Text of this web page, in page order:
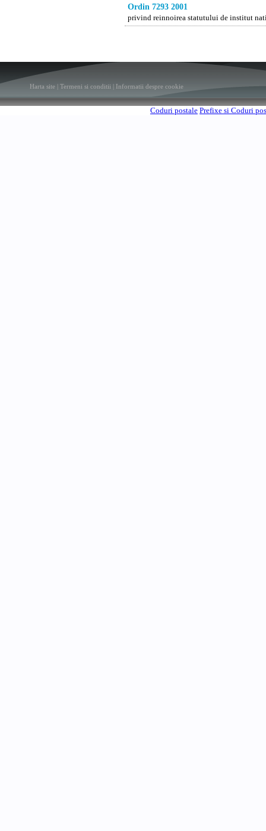
Ordin 7293 2001
privind reinnoirea statutului de institut
Harta site Termeni si conditii Informatii despre cookie
Coduri postale Prefixe si Coduri